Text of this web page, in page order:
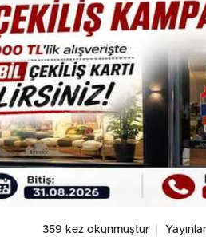
359 kez okunmuştur